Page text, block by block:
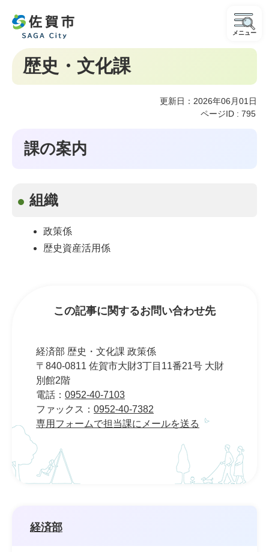
メニュー
歴史・文化課
更新日：2026年06月01日
ページID : 795
課の案内
組織
政策係
歴史資産活用係
この記事に関するお問い合わせ先
経済部 歴史・文化課 政策係
〒840-0811 佐賀市大財3丁目11番21号 大財
別館2階
電話： 0952-40-7103
ファックス： 0952-40-7382
専用フォームで担当課にメールを送る
経済部